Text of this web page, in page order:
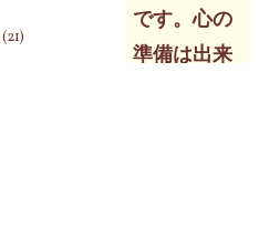
です。心の
準備は出来
(21)